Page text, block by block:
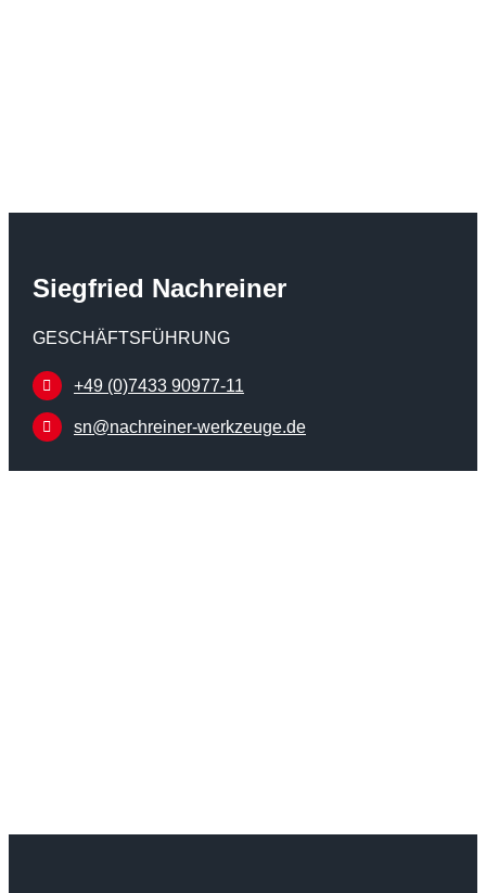
Siegfried Nachreiner
GESCHÄFTSFÜHRUNG
+49 (0)7433 90977-11
sn@nachreiner-werkzeuge.de